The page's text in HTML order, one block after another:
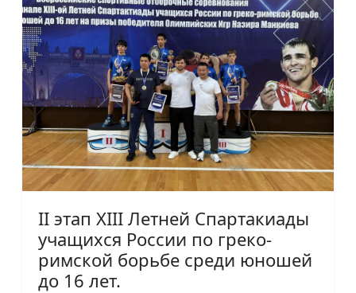
II этап XIII Летней Спартакиады
учащихся России по греко-
римской борьбе среди юношей
до 16 лет.